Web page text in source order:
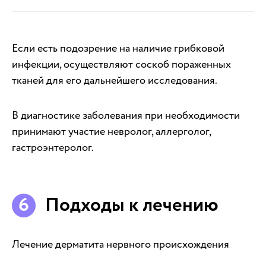
Если есть подозрение на наличие грибковой
инфекции, осуществляют соскоб пораженных
тканей для его дальнейшего исследования.
В диагностике заболевания при необходимости
принимают участие невролог, аллерголог,
гастроэнтеролог.
Подходы к лечению
Лечение дерматита нервного происхождения